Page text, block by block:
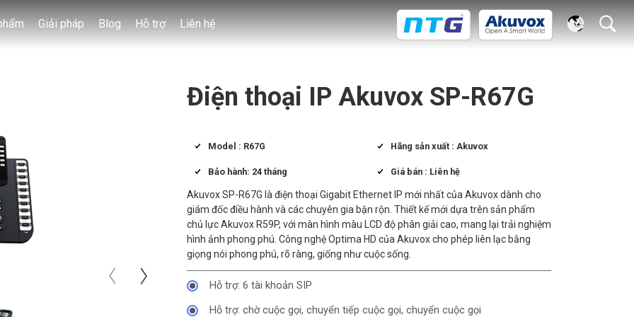
Giải pháp Blog Hỗ trợ Liên hệ
Điện thoại IP Akuvox SP-R67G
Model : R67G Hãng sản xuất : Akuvox
Bảo hành: 24 tháng Giá bán : Liên hệ
Akuvox SP-R67G là điện thoại Gigabit Ethernet IP mới nhất của Akuvox dành cho
giám đốc điều hành và các chuyên gia bận rộn. Thiết kế mới dựa trên sản phẩm
chủ lực Akuvox R59P, với màn hình màu LCD độ phân giải cao, mang lại trải nghiệm
hình ảnh phong phú. Công nghệ Optima HD của Akuvox cho phép liên lạc bằng
giọng nói phong phú, rõ ràng, giống như cuộc sống.
Hỗ trợ: 6 tài khoản SIP
Hỗ trợ: chờ cuộc gọi, chuyển tiếp cuộc gọi, chuyển cuộc gọi